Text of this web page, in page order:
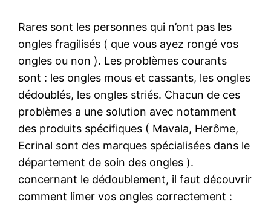
Rares sont les personnes qui n’ont pas les
ongles fragilisés ( que vous ayez rongé vos
ongles ou non ). Les problèmes courants
sont : les ongles mous et cassants, les ongles
dédoublés, les ongles striés. Chacun de ces
problèmes a une solution avec notamment
des produits spécifiques ( Mavala, Herôme,
Ecrinal sont des marques spécialisées dans le
département de soin des ongles ).
concernant le dédoublement, il faut découvrir
comment limer vos ongles correctement :